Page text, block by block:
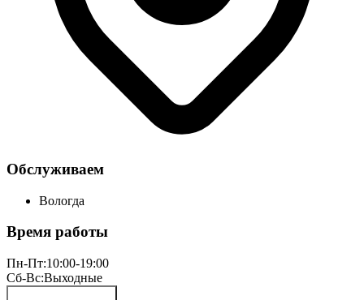
Обслуживаем
Вологда
Время работы
Пн-Пт:10:00-19:00
Сб-Вс:Выходные